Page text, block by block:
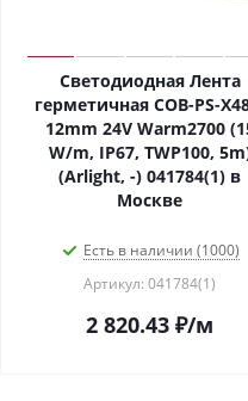
Светодиодная Лента
герметичная COB-PS-
12mm 24V Warm2700
W/m, IP67, TWP100,
(Arlight, -) 041784(1) в
Москве
Есть в наличии (1000)
Артикул: 041784(1)
2 820.43 ₽/м